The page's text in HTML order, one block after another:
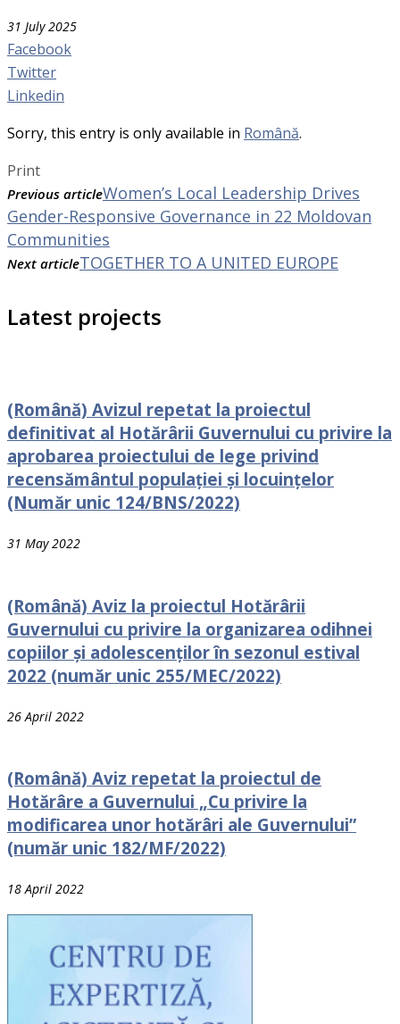
31 July 2025
Facebook
Twitter
Linkedin
Sorry, this entry is only available in Română.
Print
Previous articleWomen’s Local Leadership Drives
Gender-Responsive Governance in 22 Moldovan
Communities
Next articleTOGETHER TO A UNITED EUROPE
Latest projects
(Română) Avizul repetat la proiectul
definitivat al Hotărârii Guvernului cu privire la
aprobarea proiectului de lege privind
recensământul populației și locuințelor
(Număr unic 124/BNS/2022)
31 May 2022
(Română) Aviz la proiectul Hotărârii
Guvernului cu рrivire la organizarea odihnei
сорiilоr și adolescenților în sezonul estival
2022 (număr unic 255/MEC/2022)
26 April 2022
(Română) Aviz repetat la proiectul de
Hotărâre a Guvernului „Cu privire la
modificarea unor hotărâri ale Guvernului”
(număr unic 182/MF/2022)
18 April 2022